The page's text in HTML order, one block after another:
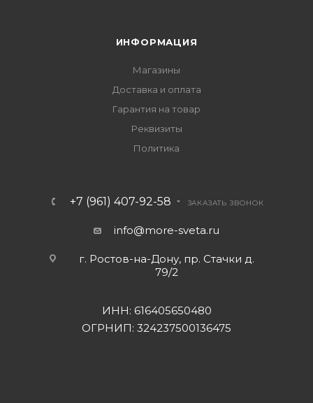
ИНФОРМАЦИЯ
Магазины
Доставка и оплата
Гарантия на товар
Реквизиты
Политика
+7 (961) 407-92-58 ЗАКАЗАТЬ ЗВОНОК
info@more-sveta.ru
г. Ростов-на-Дону, пр. Стачки д.
79/2
ИНН: 616405650480
ОГРНИП: 324237500136475